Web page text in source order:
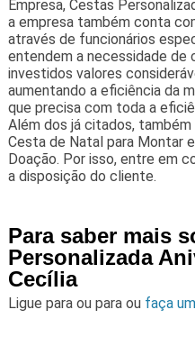
Empresa, Cestas
a empresa também conta
através de funcionários
entendem a necessidade de
investidos valores
aumentando a eficiência da
que precisa com toda a
Além dos já citados,
Cesta de Natal para Montar
Doação. Por isso, entre em
a disposição do cliente.
Para saber mais
Personalizada
Cecília
Ligue para ou para ou faça